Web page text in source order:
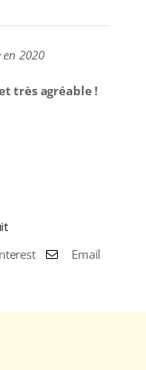
2020
très agréable !
Email